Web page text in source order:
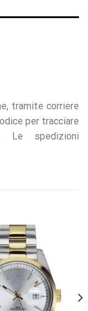
tramite corriere
per tracciare
Le spedizioni